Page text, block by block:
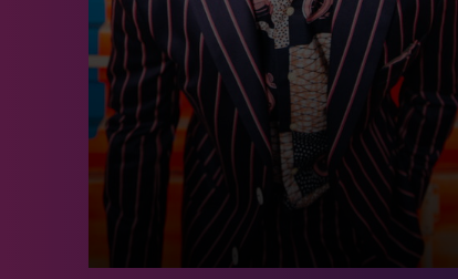
Moser &